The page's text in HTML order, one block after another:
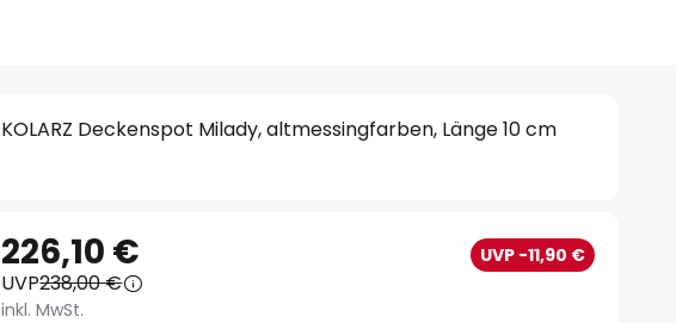
KOLARZ Deckenspot Milady, altmessingfarben, Länge 10 cm
226,10 € UVP -11,90 €
UVP238,00 €
inkl. MwSt.